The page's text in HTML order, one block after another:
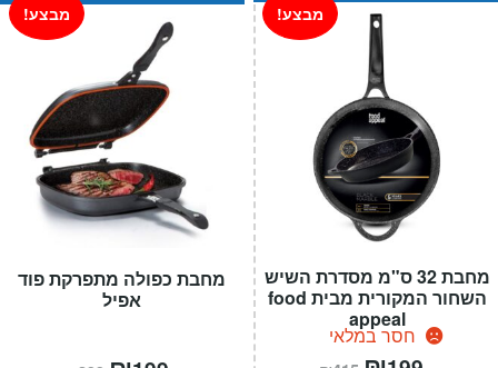
מחבת כפולה מתפרקת פוד
אפיל
מבצע!
המחיר
מחבת 32 ס"מ מסדרת השיש
השחור המקורית מבית food
appeal
חסר במלאי
מבצע!
המחיר